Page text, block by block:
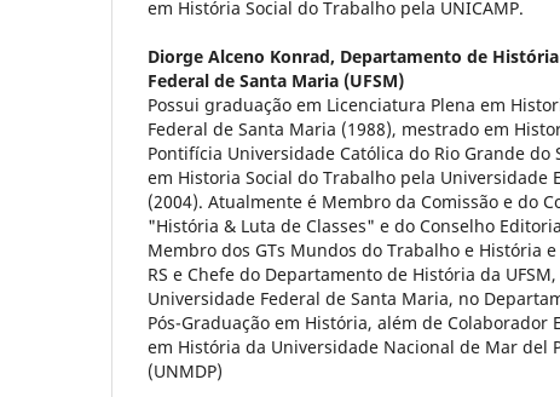
em História Social do Trabalho pela UNICAMP.
Diorge Alceno Konrad, Departamento de
Federal de Santa Maria (UFSM)
Possui graduação em Licenciatura Plena em
Federal de Santa Maria (1988), mestrado em
Pontifícia Universidade Católica do Rio Grande do
em Historia Social do Trabalho pela Universidade
(2004). Atualmente é Membro da Comissão e do
"História & Luta de Classes" e do Conselho
Membro dos GTs Mundos do Trabalho e História
RS e Chefe do Departamento de História da
Universidade Federal de Santa Maria, no
Pós-Graduação em História, além de Colaborador
em História da Universidade Nacional de Mar del
(UNMDP)